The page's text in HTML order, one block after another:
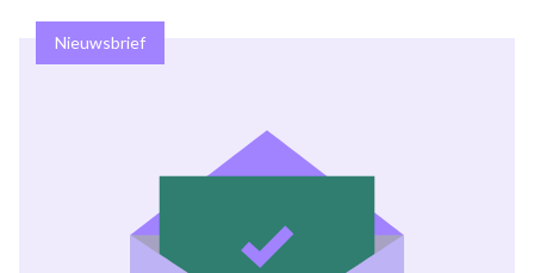
Nieuwsbrief